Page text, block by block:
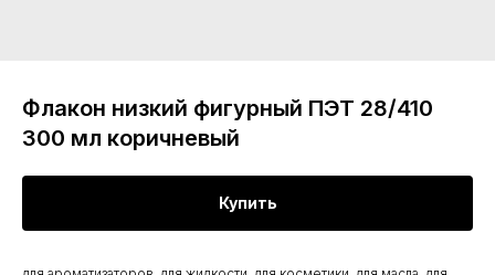
Флакон низкий фигурный ПЭТ 28/410
300 мл коричневый
Купить